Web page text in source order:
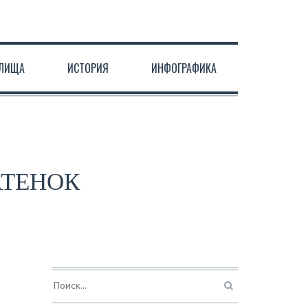
ИСТОРИЯ ИНФОГРАФИКА